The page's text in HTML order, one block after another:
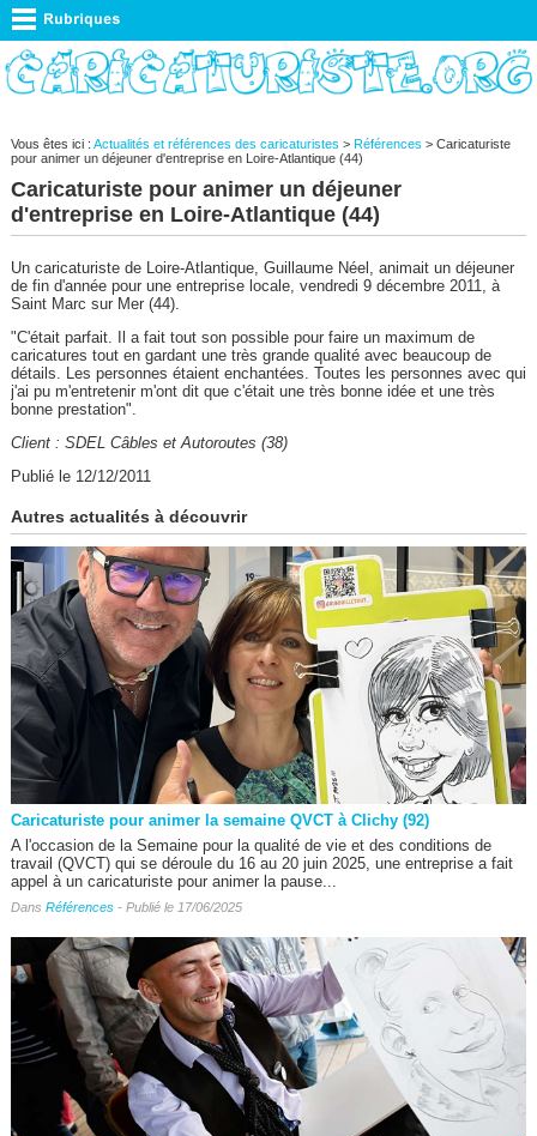
Vous êtes ici : Actualités et références des caricaturistes > Références > Caricaturiste
pour animer un déjeuner d'entreprise en Loire-Atlantique (44)
Caricaturiste pour animer un déjeuner
d'entreprise en Loire-Atlantique (44)
Un caricaturiste de Loire-Atlantique, Guillaume Néel, animait un déjeuner
de fin d'année pour une entreprise locale, vendredi 9 décembre 2011, à
Saint Marc sur Mer (44).
"C'était parfait. Il a fait tout son possible pour faire un maximum de
caricatures tout en gardant une très grande qualité avec beaucoup de
détails. Les personnes étaient enchantées. Toutes les personnes avec qui
j'ai pu m'entretenir m'ont dit que c'était une très bonne idée et une très
bonne prestation".
Client : SDEL Câbles et Autoroutes (38)
Publié le 12/12/2011
Autres actualités à découvrir
Caricaturiste pour animer la semaine QVCT à Clichy (92)
A l'occasion de la Semaine pour la qualité de vie et des conditions de
travail (QVCT) qui se déroule du 16 au 20 juin 2025, une entreprise a fait
appel à un caricaturiste pour animer la pause...
Dans Références- Publié le 17/06/2025